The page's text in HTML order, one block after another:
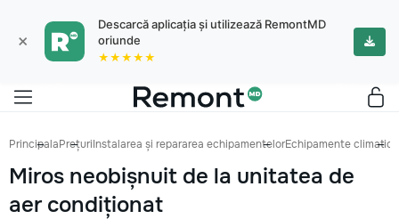
×
Descarcă aplicația și utilizează RemontMD
oriunde
★★★★★
PrincipalaPrețuriInstalarea și repararea echipamentelorEchipamente climatice
Miros neobișnuit de la unitatea de
aer condiționat